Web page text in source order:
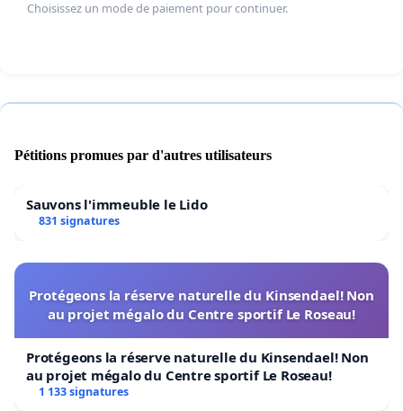
Choisissez un mode de paiement pour continuer.
Pétitions promues par d'autres utilisateurs
Sauvons l'immeuble le Lido
831 signatures
Protégeons la réserve naturelle du Kinsendael! Non
au projet mégalo du Centre sportif Le Roseau!
Protégeons la réserve naturelle du Kinsendael! Non
au projet mégalo du Centre sportif Le Roseau!
1 133 signatures